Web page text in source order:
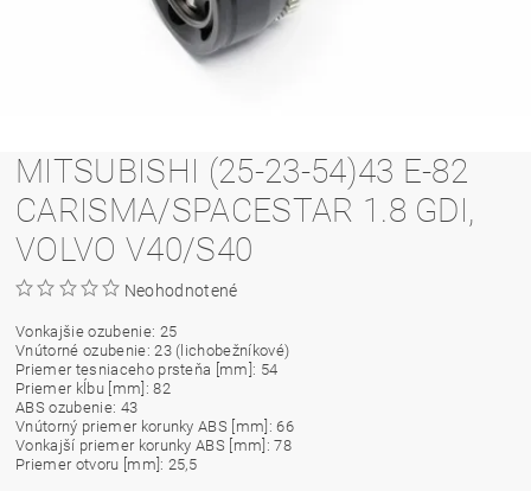
MITSUBISHI (25-23-54)43 E-82
CARISMA/SPACESTAR 1.8 GDI,
VOLVO V40/S40
Neohodnotené
Vonkajšie ozubenie: 25
Vnútorné ozubenie: 23 (lichobežníkové)
Priemer tesniaceho prsteňa [mm]: 54
Priemer kĺbu [mm]: 82
ABS ozubenie: 43
Vnútorný priemer korunky ABS [mm]: 66
Vonkajší priemer korunky ABS [mm]: 78
Priemer otvoru [mm]: 25,5